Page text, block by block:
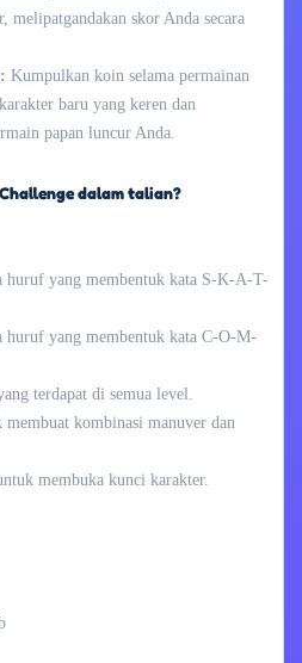
melipatgandakan skor Anda secara
Kumpulkan koin selama permainan
baru yang keren dan
papan luncur Anda.
dalam talian?
huruf yang membentuk kata S-K-A-T-
huruf yang membentuk kata C-O-M-
terdapat di semua level.
kombinasi manuver dan
membuka kunci karakter.